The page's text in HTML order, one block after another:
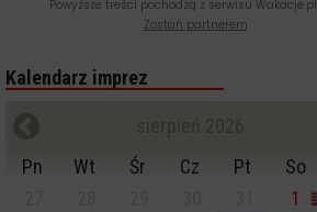
Powyższe treści pochodzą z serwisu Wakacje.pl
Zostań partnerem
Kalendarz imprez
Pn
Wt Śr Cz Pt So
1